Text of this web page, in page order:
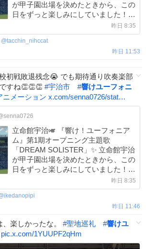
が甲子園出場を決めたときから、この
日をずっと楽しみにしていました！
最高に素晴らしい演奏で、思わず涙が
出ました😭 ぜひ、多くの方に聴いて
いただきたいです！！
昨日 8:35
@tacchin_nihccat
昨日 11:53
初戦敗退残念😭 でも期待通り吹奏楽部
すね👏👏👏 #宇治市 #響けユーフォニ
ニメーション x.com/senna0726/stat…
立命館宇治🎺 『響け！ユーフォニア
ム』第1期オープニング主題歌
「DREAM SOLISTER」✨ 立命館宇治
が甲子園出場を決めたときから、この
日をずっと楽しみにしていました！
最高に素晴らしい演奏で、思わず涙が
出ました😭 ぜひ、多くの方に聴いて
いただきたいです！！
昨日 8:35
ikedanopipi
昨日 11:46
楽しかったな。 #聖地巡礼 #響けユ
pic.x.com/1YUUPF2qHm